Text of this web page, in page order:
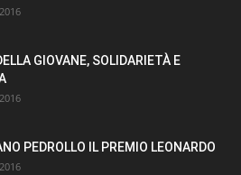
GIOVANE, SOLIDARIETÀ E
PEDROLLO IL PREMIO LEONARDO